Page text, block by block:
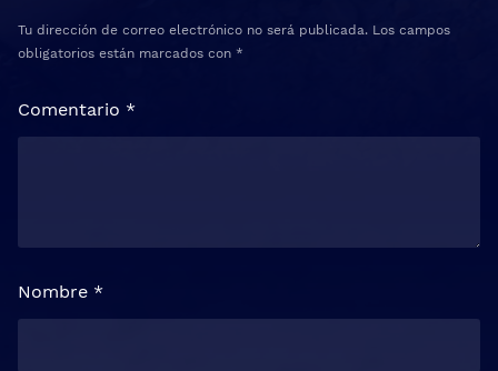
Tu dirección de correo electrónico no será publicada. Los campos
obligatorios están marcados con *
Comentario *
Nombre *